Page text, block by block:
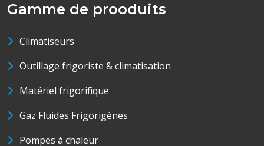
Gamme de prooduits
Climatiseurs
Outillage frigoriste & climatisation
Matériel frigorifique
Gaz Fluides Frigorigènes
Pompes à chaleur